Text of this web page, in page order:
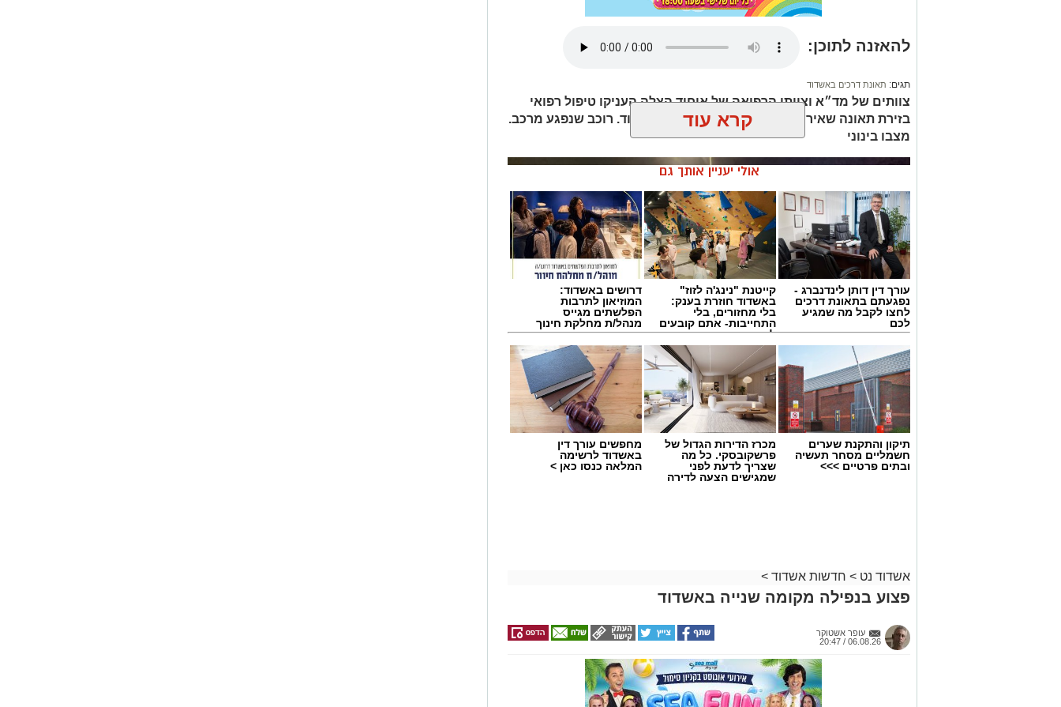
להאזנה לתוכן:
תגים: תאונת דרכים באשדוד
צוותים של מד״א וצוותי הרפואה של איחוד הצלה העניקו טיפול רפואי
בזירת תאונה שאירעה ברחוב בעלי המלאכה באשדוד. רוכב שנפגע מרכב.
מצבו בינוני
צילום: דוברות איחוד הצלה
רוצה לעקוב אחרי הערוץ של הקבוצה "אשדוד נט" ב-WhatsApp לחצו כאן
עקבו בפייסבוק
קרא עוד
אולי יעניין אותך גם
עורך דין דותן לינדנברג -
נפגעתם בתאונת דרכים
לחצו לקבל מה שמגיע
לכם
קייטנת "נינג'ה לזוז"
באשדוד חוזרת בענק:
בלי מחזורים, בלי
התחייבות- אתם קובעים
לכמה ואיזה ימים
להירשם!
דרושים באשדוד:
המוזיאון לתרבות
הפלשתים מגייס
מנהל/ת מחלקת חינוך
תיקון והתקנת שערים
חשמליים מסחר תעשיה
ובתים פרטיים >>>
מכרז הדירות הגדול של
פרשקובסקי. כל מה
שצריך לדעת לפני
שמגישים הצעה לדירה
מחפשים עורך דין
באשדוד לרשימה
המלאה כנסו כאן >
אשדוד נט > חדשות אשדוד >
פצוע בנפילה מקומה שנייה באשדוד
עופר אשטוקר
06.08.26 / 20:47